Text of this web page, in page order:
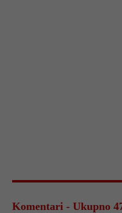
Komentari - Ukupno